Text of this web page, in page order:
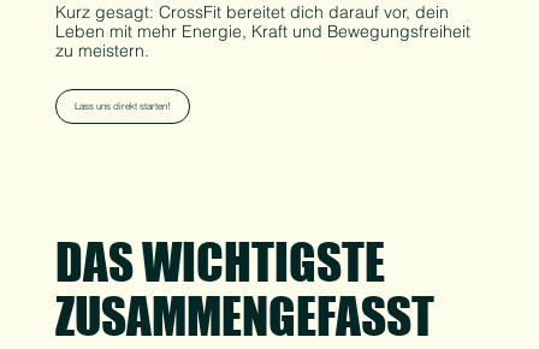
Kurz gesagt: CrossFit bereitet dich darauf vor, dein
Leben mit mehr Energie, Kraft und Bewegungsfreiheit
zu meistern.
Lass uns direkt starten!
DAS WICHTIGSTE
ZUSAMMENGEFASST